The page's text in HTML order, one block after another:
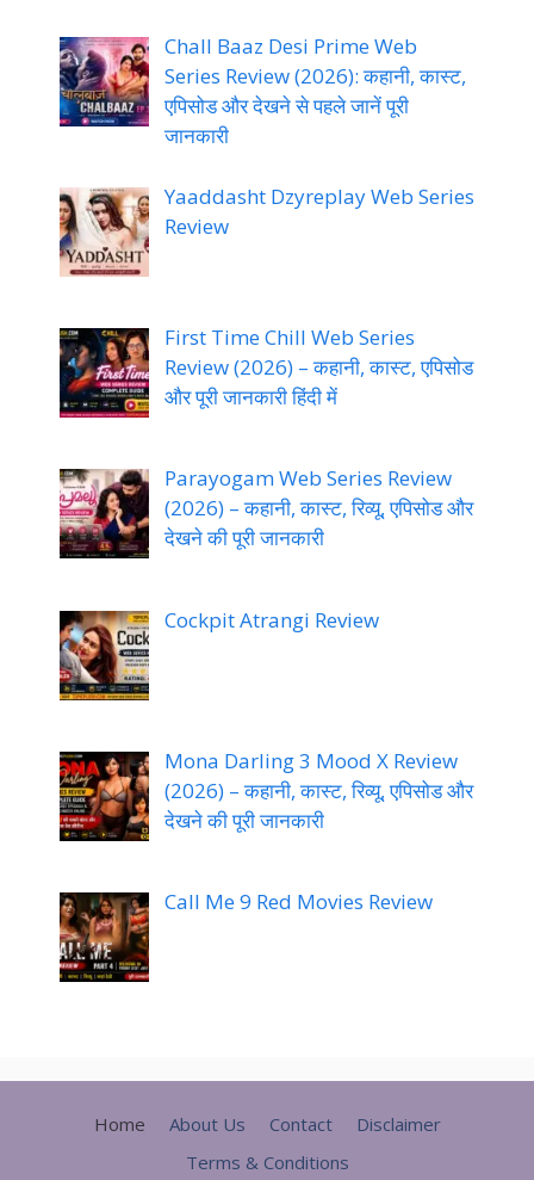
Chall Baaz Desi Prime Web
Series Review (2026): कहानी, कास्ट,
एपिसोड और देखने से पहले जानें पूरी
जानकारी
Yaaddasht Dzyreplay Web Series
Review
First Time Chill Web Series
Review (2026) – कहानी, कास्ट, एपिसोड
और पूरी जानकारी हिंदी में
Parayogam Web Series Review
(2026) – कहानी, कास्ट, रिव्यू, एपिसोड और
देखने की पूरी जानकारी
Cockpit Atrangi Review
Mona Darling 3 Mood X Review
(2026) – कहानी, कास्ट, रिव्यू, एपिसोड और
देखने की पूरी जानकारी
Call Me 9 Red Movies Review
Home About Us Contact
Disclaimer
Terms & Conditions